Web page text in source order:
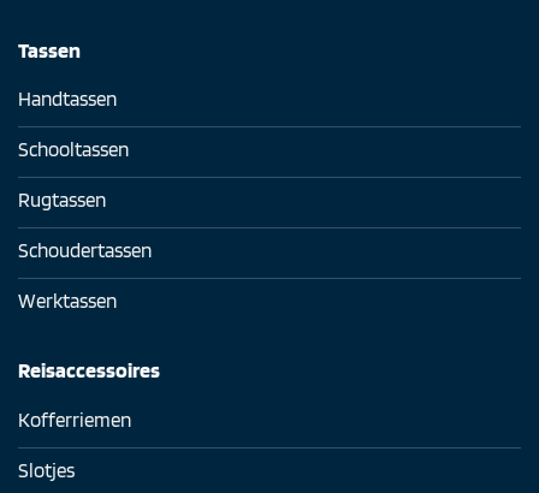
Tassen
Handtassen
Schooltassen
Rugtassen
Schoudertassen
Werktassen
Reisaccessoires
Kofferriemen
Slotjes